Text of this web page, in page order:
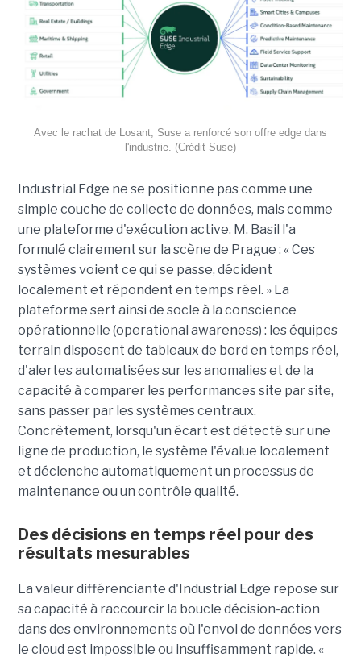
Avec le rachat de Losant, Suse a renforcé son offre edge dans
l'industrie. (Crédit Suse)
Industrial Edge ne se positionne pas comme une
simple couche de collecte de données, mais comme
une plateforme d'exécution active. M. Basil l'a
formulé clairement sur la scène de Prague : « Ces
systèmes voient ce qui se passe, décident
localement et répondent en temps réel. » La
plateforme sert ainsi de socle à la conscience
opérationnelle (operational awareness) : les équipes
terrain disposent de tableaux de bord en temps réel,
d'alertes automatisées sur les anomalies et de la
capacité à comparer les performances site par site,
sans passer par les systèmes centraux.
Concrètement, lorsqu'un écart est détecté sur une
ligne de production, le système l'évalue localement
et déclenche automatiquement un processus de
maintenance ou un contrôle qualité.
Des décisions en temps réel pour des
résultats mesurables
La valeur différenciante d'Industrial Edge repose sur
sa capacité à raccourcir la boucle décision-action
dans des environnements où l'envoi de données vers
le cloud est impossible ou insuffisamment rapide. «